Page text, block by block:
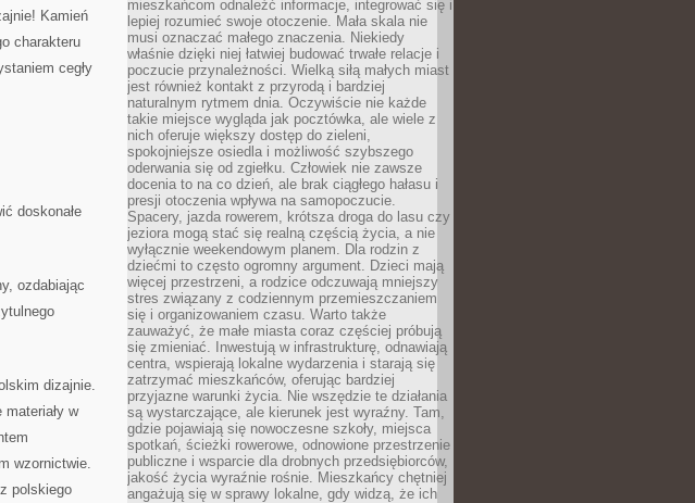
Kamień
charakteru
cegły
doskonałe
ozdabiając
dizajnie.
w
wzornictwie.​
polskiego⁣
mieszkańcom odnaleźć informacje, integrować się i
lepiej rozumieć swoje otoczenie. Mała skala nie
musi oznaczać małego znaczenia. Niekiedy
właśnie dzięki niej łatwiej budować trwałe relacje i
poczucie przynależności. Wielką siłą małych miast
jest również kontakt z przyrodą i bardziej
naturalnym rytmem dnia. Oczywiście nie każde
takie miejsce wygląda jak pocztówka, ale wiele z
nich oferuje większy dostęp do zieleni,
spokojniejsze osiedla i możliwość szybszego
oderwania się od zgiełku. Człowiek nie zawsze
docenia to na co dzień, ale brak ciągłego hałasu i
presji otoczenia wpływa na samopoczucie.
Spacery, jazda rowerem, krótsza droga do lasu czy
jeziora mogą stać się realną częścią życia, a nie
wyłącznie weekendowym planem. Dla rodzin z
dziećmi to często ogromny argument. Dzieci mają
więcej przestrzeni, a rodzice odczuwają mniejszy
stres związany z codziennym przemieszczaniem
się i organizowaniem czasu. Warto także
zauważyć, że małe miasta coraz częściej próbują
się zmieniać. Inwestują w infrastrukturę, odnawiają
centra, wspierają lokalne wydarzenia i starają się
zatrzymać mieszkańców, oferując bardziej
przyjazne warunki życia. Nie wszędzie te działania
są wystarczające, ale kierunek jest wyraźny. Tam,
gdzie pojawiają się nowoczesne szkoły, miejsca
spotkań, ścieżki rowerowe, odnowione przestrzenie
publiczne i wsparcie dla drobnych przedsiębiorców,
jakość życia wyraźnie rośnie. Mieszkańcy chętniej
angażują się w sprawy lokalne, gdy widzą, że ich